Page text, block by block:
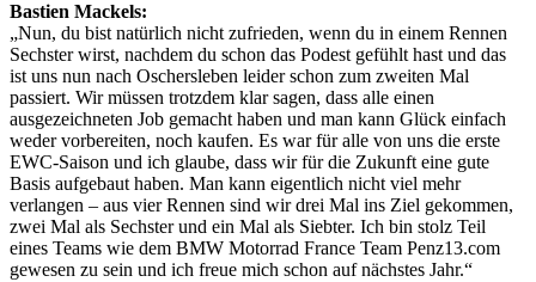
Bastien Mackels:
„Nun, du bist natürlich nicht zufrieden, wenn du in einem Rennen
Sechster wirst, nachdem du schon das Podest gefühlt hast und das
ist uns nun nach Oschersleben leider schon zum zweiten Mal
passiert. Wir müssen trotzdem klar sagen, dass alle einen
ausgezeichneten Job gemacht haben und man kann Glück einfach
weder vorbereiten, noch kaufen. Es war für alle von uns die erste
EWC-Saison und ich glaube, dass wir für die Zukunft eine gute
Basis aufgebaut haben. Man kann eigentlich nicht viel mehr
verlangen – aus vier Rennen sind wir drei Mal ins Ziel gekommen,
zwei Mal als Sechster und ein Mal als Siebter. Ich bin stolz Teil
eines Teams wie dem BMW Motorrad France Team Penz13.com
gewesen zu sein und ich freue mich schon auf nächstes Jahr.“